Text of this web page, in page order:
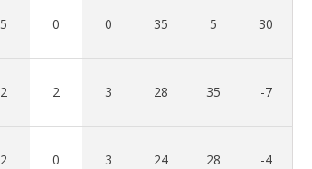
5 0 0 35 5 30
2 2 3 28 35 -7
2 0 3 24 28 -4